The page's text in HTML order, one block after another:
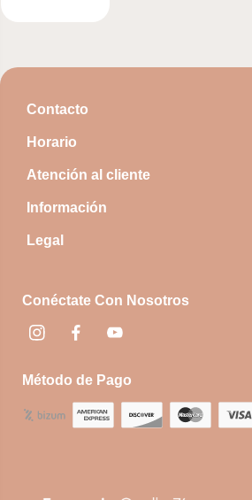
Contacto
Horario
Atención al cliente
Información
Legal
Conéctate Con Nosotros
InstagramFacebookfooter.socialNetworks.youtube
Método de Pago